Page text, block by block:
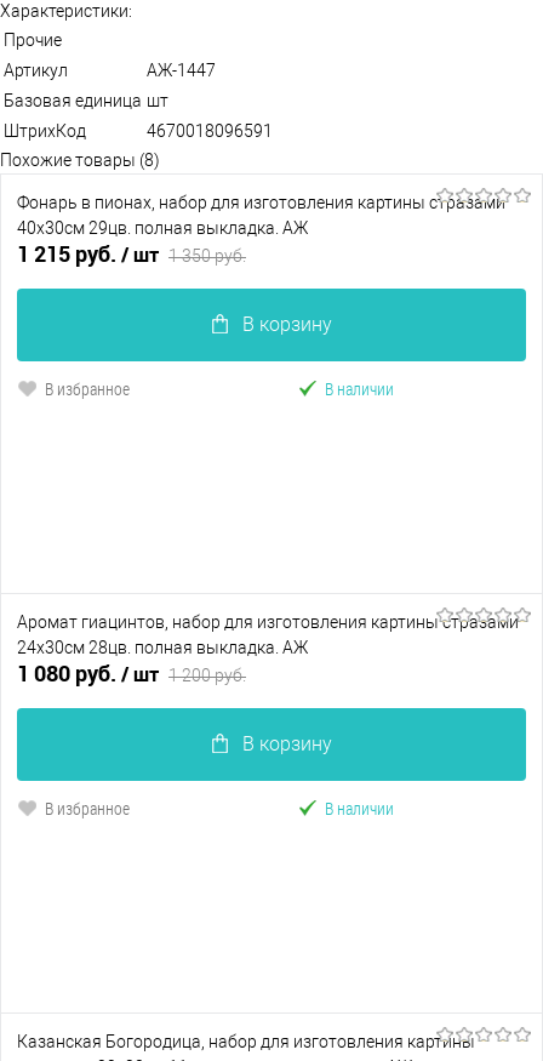
Характеристики:
Прочие
Артикул
АЖ-1447
Базовая единица шт
ШтрихКод
4670018096591
Похожие товары (8)
Фонарь в пионах, набор для изготовления картины стразами
40х30см 29цв. полная выкладка. АЖ
1 215 руб. / шт 1 350 руб.
В корзину
В избранное В наличии
Аромат гиацинтов, набор для изготовления картины стразами
24х30см 28цв. полная выкладка. АЖ
1 080 руб. / шт 1 200 руб.
В корзину
В избранное В наличии
Казанская Богородица, набор для изготовления картины